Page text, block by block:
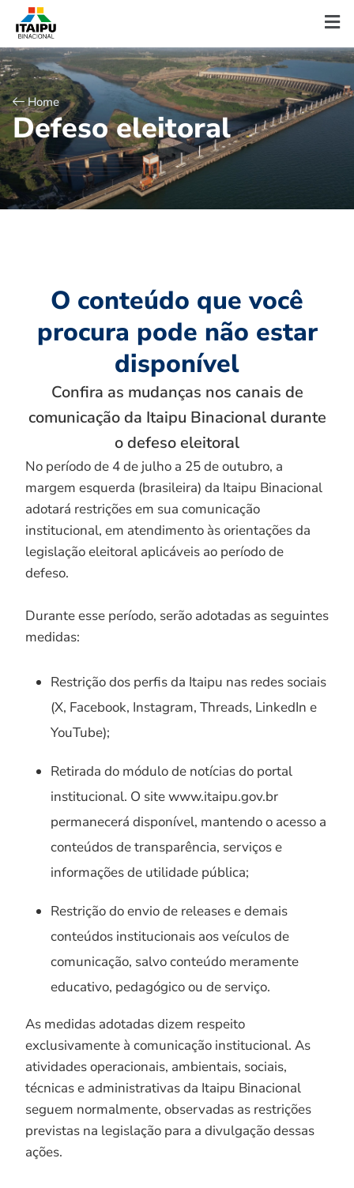
Home
Defeso eleitoral
O conteúdo que você
procura pode não estar
disponível
Confira as mudanças nos canais de
comunicação da Itaipu Binacional durante
o defeso eleitoral
No período de 4 de julho a 25 de outubro, a
margem esquerda (brasileira) da Itaipu Binacional
adotará restrições em sua comunicação
institucional, em atendimento às orientações da
legislação eleitoral aplicáveis ao período de
defeso.
Durante esse período, serão adotadas as seguintes
medidas:
Restrição dos perfis da Itaipu nas redes sociais
(X, Facebook, Instagram, Threads, LinkedIn e
YouTube);
Retirada do módulo de notícias do portal
institucional. O site www.itaipu.gov.br
permanecerá disponível, mantendo o acesso a
conteúdos de transparência, serviços e
informações de utilidade pública;
Restrição do envio de releases e demais
conteúdos institucionais aos veículos de
comunicação, salvo conteúdo meramente
educativo, pedagógico ou de serviço.
As medidas adotadas dizem respeito
exclusivamente à comunicação institucional. As
atividades operacionais, ambientais, sociais,
técnicas e administrativas da Itaipu Binacional
seguem normalmente, observadas as restrições
previstas na legislação para a divulgação dessas
ações.